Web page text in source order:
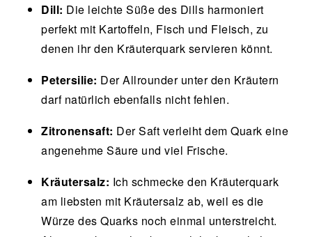
Dill: Die leichte Süße des Dills harmoniert
perfekt mit Kartoffeln, Fisch und Fleisch, zu
denen ihr den Kräuterquark servieren könnt.
Petersilie: Der Allrounder unter den Kräutern
darf natürlich ebenfalls nicht fehlen.
Zitronensaft: Der Saft verleiht dem Quark eine
angenehme Säure und viel Frische.
Kräutersalz: Ich schmecke den Kräuterquark
am liebsten mit Kräutersalz ab, weil es die
Würze des Quarks noch einmal unterstreicht.